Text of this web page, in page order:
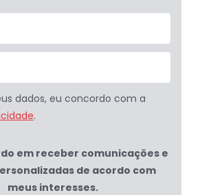
dados, eu concordo com a
.
em receber comunicações e
de acordo com
meus interesses.